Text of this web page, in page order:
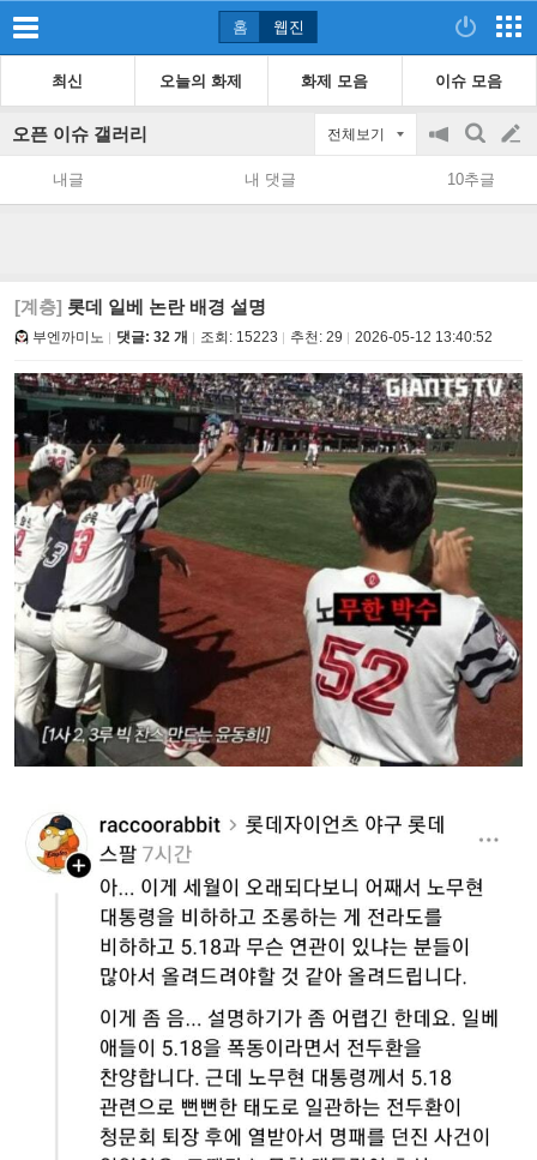
홈 웹진
최신 오늘의 화제 화제 모음 이슈 모음
오픈 이슈 갤러리 전체보기
공
지
on/off
검
색
글
쓰
내글 내 댓글 10추글
[계층] 롯데 일베 논란 배경 설명
부엔까미노 댓글: 32 개 조회: 15223 추천: 29 2026-05-12 13:40:52